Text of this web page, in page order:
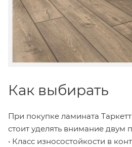
Как выбирать
При покупке ламината
стоит уделять внимание двум
• Класс износостойкости в